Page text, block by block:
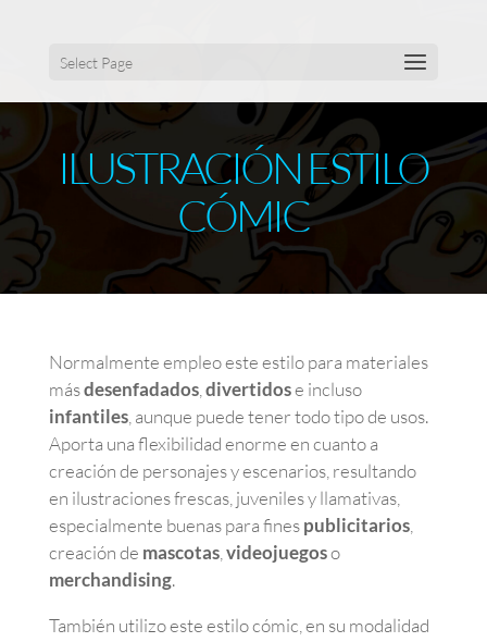
Select Page
ILUSTRACIÓN ESTILO
CÓMIC
Normalmente empleo este estilo para materiales
másdesenfadados, divertidose incluso
infantiles, aunque puede tener todo tipo de usos.
Aporta una flexibilidad enorme en cuanto a
creación de personajes y escenarios, resultando
en ilustraciones frescas, juveniles y llamativas,
especialmente buenas para finespublicitarios,
creación de mascotas, videojuegoso
merchandising.
También utilizo este estilo cómic, en su modalidad